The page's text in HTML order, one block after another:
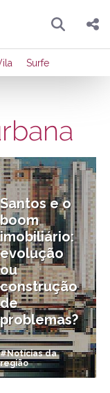
Pesquisar
Enviar por Whatsapp
Publicar no Facebook
Publicar no X
Surfe
Santos e o
boom
imobiliário:
evolução
ou
construção
de
problemas?
#Notícias da
região